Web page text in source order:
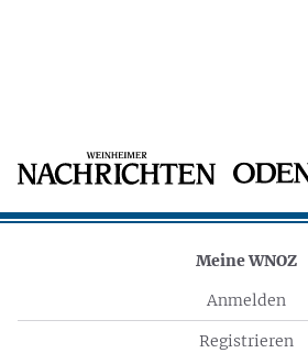
Meine WNOZ
Anmelden
Registrieren